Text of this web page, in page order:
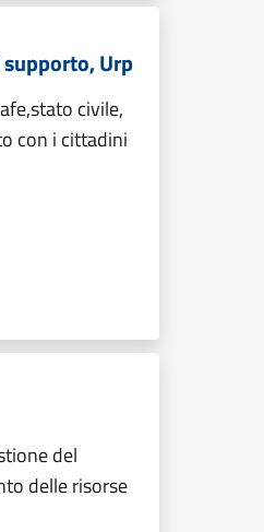
Urp
civile,
con i cittadini
del
delle risorse